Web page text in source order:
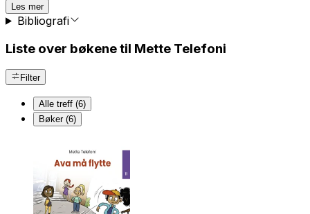
Les mer
Bibliografi
Liste over bøkene til Mette Telefoni
Filter
Alle treff (6)
Bøker (6)